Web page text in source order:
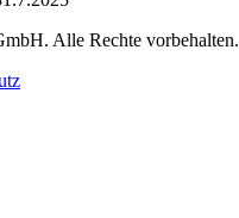
Alle Rechte vorbehalten.